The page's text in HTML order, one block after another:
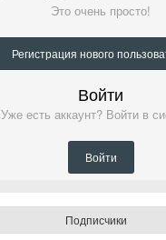
Это очень просто!
Регистрация нового
Войти
Уже есть аккаунт? Войти в
Войти
Подписчики